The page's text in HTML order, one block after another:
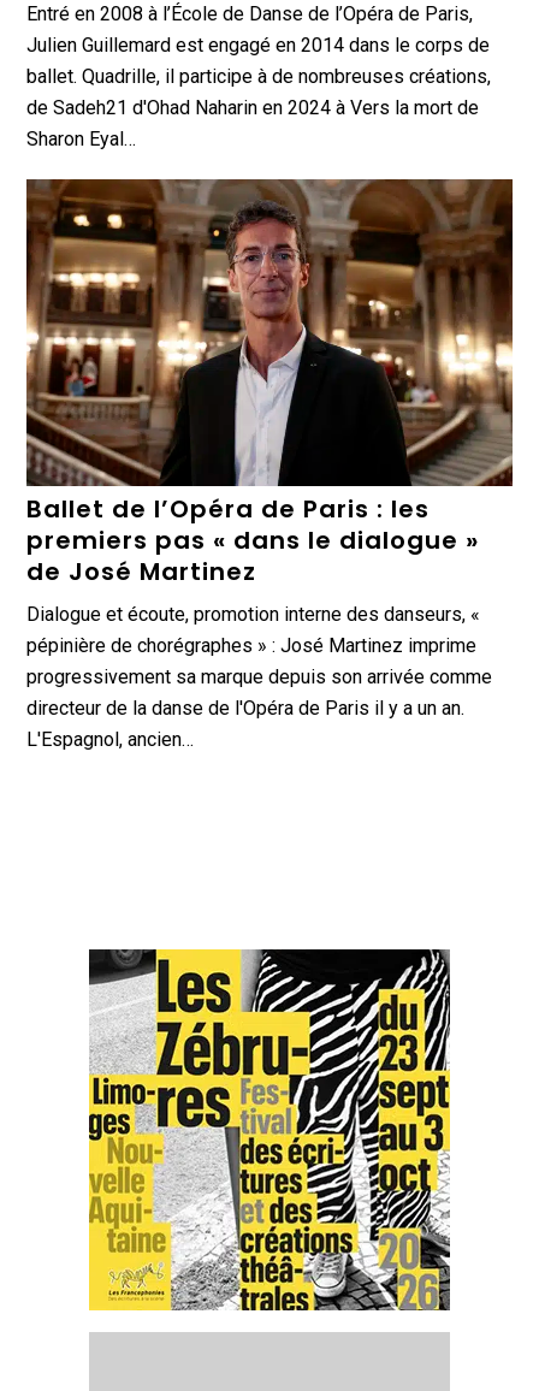
Entré en 2008 à l’École de Danse de l’Opéra de Paris,
Julien Guillemard est engagé en 2014 dans le corps de
ballet. Quadrille, il participe à de nombreuses créations,
de Sadeh21 d'Ohad Naharin en 2024 à Vers la mort de
Sharon Eyal…
Ballet de l’Opéra de Paris : les
premiers pas « dans le dialogue »
de José Martinez
Dialogue et écoute, promotion interne des danseurs, «
pépinière de chorégraphes » : José Martinez imprime
progressivement sa marque depuis son arrivée comme
directeur de la danse de l'Opéra de Paris il y a un an.
L'Espagnol, ancien…